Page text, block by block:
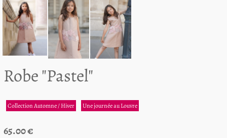
Robe "Pastel"
Collection Automne / Hiver Une journée au Louvre
65.00 €